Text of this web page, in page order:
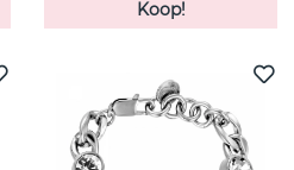
Koop!